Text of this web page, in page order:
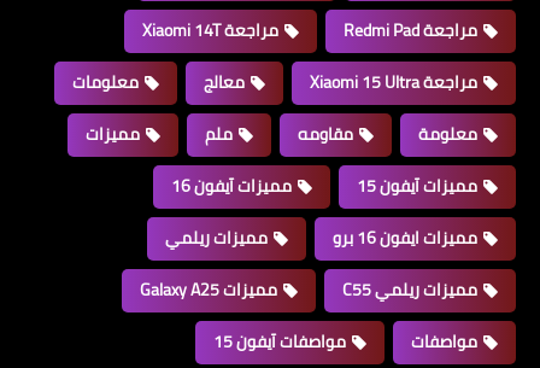
مراجعة Redmi Pad
مراجعة Xiaomi 14T
مراجعة Xiaomi 15 Ultra
معالج
معلومات
معلومة
مقاومه ملم
مميزات
مميزات آيفون 15
مميزات آيفون 16
مميزات ايفون 16 برو
مميزات ريلمي
مميزات ريلمي C55
مميزات Galaxy A25
مواصفات
مواصفات آيفون 15